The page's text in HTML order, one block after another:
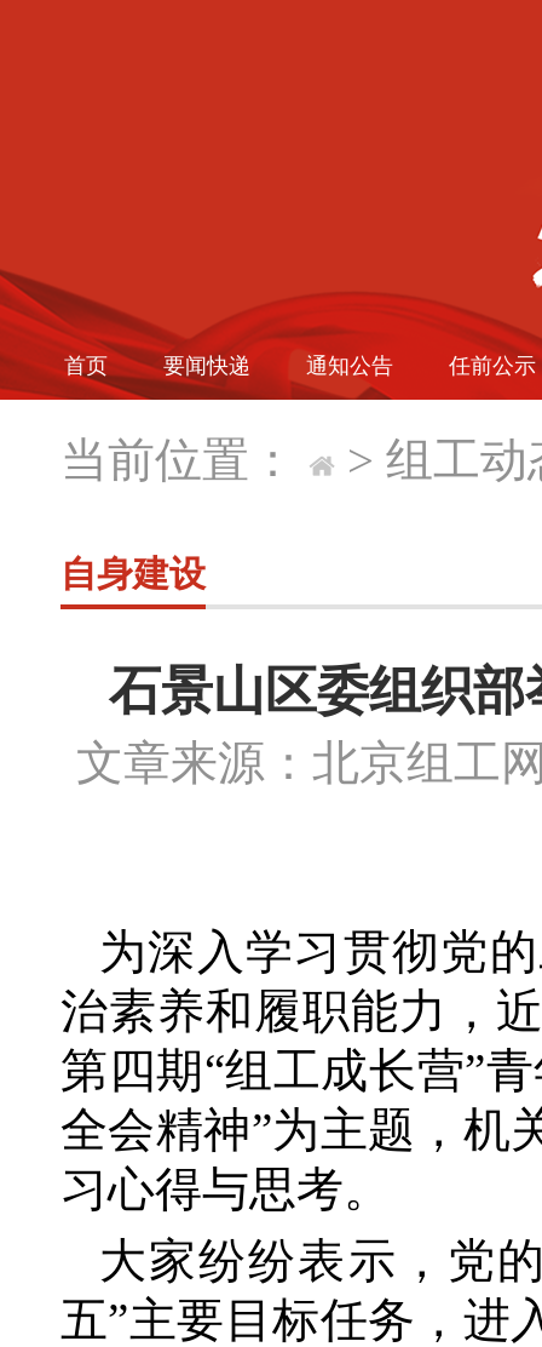
首页 要闻快递 通知公告 任前公示
当前位置： > 组工动
自身建设
石景山区委组织部
文章来源：北京组
为深入学习贯彻党
治素养和履职能力，
第四期“组工成长营”
全会精神”为主题，机
习心得与思考。
大家纷纷表示，党
五”主要目标任务，进